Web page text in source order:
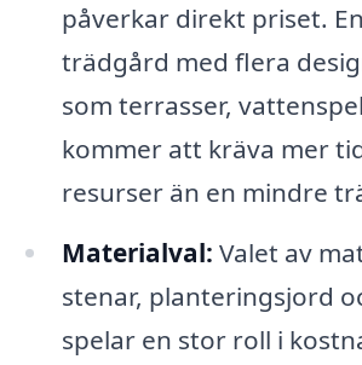
påverkar direkt priset.
trädgård med flera
som terrasser,
kommer att kräva mer
resurser än en mindre
Materialval: Valet av
stenar, planteringsjord
spelar en stor roll i